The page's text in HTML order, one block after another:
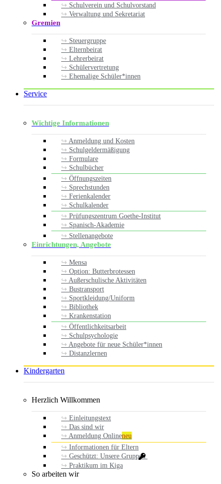
Schulverein und Schulvorstand
Verwaltung und Sekretariat
Gremien
Steuergruppe
Elternbeirat
Lehrerbeirat
Schülervertretung
Ehemalige Schüler*innen
Service
Wichtige Informationen
Anmeldung und Kosten
Schulgeldermäßigung
Formulare
Schulbücher
Öffnungszeiten
Sprechstunden
Ferienkalender
Schulkalender
Prüfungszentrum Goethe-Institut
Spanisch-Akademie
Stellenangebote
Einrichtungen, Angebote
Mensa
Option: Butterbrotessen
Außerschulische Aktivitäten
Bustransport
Sportkleidung/Uniform
Bibliothek
Krankenstation
Öffentlichkeitsarbeit
Schulpsychologie
Angebote für neue Schüler*innen
Distanzlernen
Kindergarten
Herzlich Willkommen
Einleitungstext
Das sind wir
Anmeldung Onlineneu
Informationen für Eltern
Geschützt: Unsere Gruppen
Praktikum im Kiga
So arbeiten wir